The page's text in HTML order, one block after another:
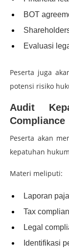
BOT
Evaluasi
Peserta juga
potensi risiko
Audit
Compliance
Peserta akan
kepatuhan
Materi meliputi:
Laporan
Tax
Legal
Identifikasi